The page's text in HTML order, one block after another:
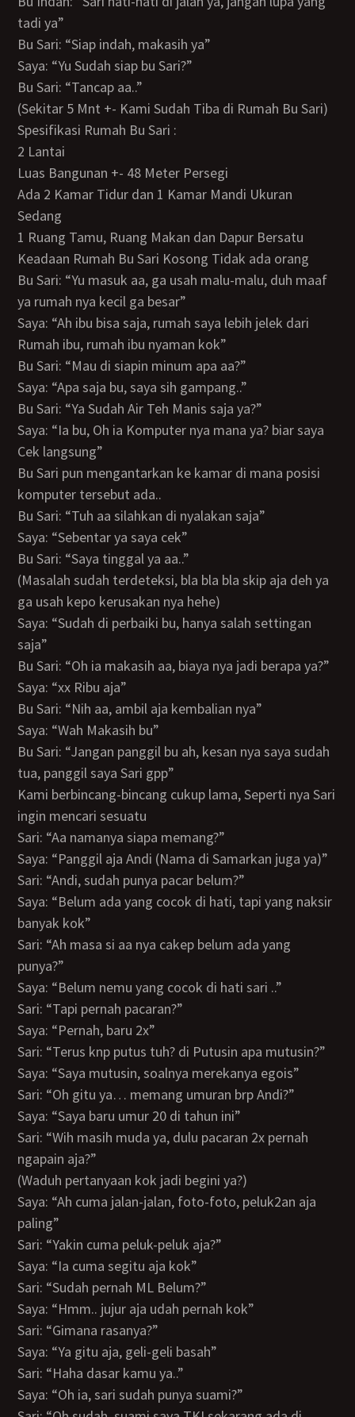
tadi ya”
Bu Sari: “Siap indah, makasih ya”
Saya: “Yu Sudah siap bu Sari?”
Bu Sari: “Tancap aa..”
(Sekitar 5 Mnt +- Kami Sudah Tiba di Rumah Bu Sari)
Spesifikasi Rumah Bu Sari :
2 Lantai
Luas Bangunan +- 48 Meter Persegi
Ada 2 Kamar Tidur dan 1 Kamar Mandi Ukuran
Sedang
1 Ruang Tamu, Ruang Makan dan Dapur Bersatu
Keadaan Rumah Bu Sari Kosong Tidak ada orang
Bu Sari: “Yu masuk aa, ga usah malu-malu, duh maaf
ya rumah nya kecil ga besar”
Saya: “Ah ibu bisa saja, rumah saya lebih jelek dari
Rumah ibu, rumah ibu nyaman kok”
Bu Sari: “Mau di siapin minum apa aa?”
Saya: “Apa saja bu, saya sih gampang..”
Bu Sari: “Ya Sudah Air Teh Manis saja ya?”
Saya: “Ia bu, Oh ia Komputer nya mana ya? biar saya
Cek langsung”
Bu Sari pun mengantarkan ke kamar di mana posisi
komputer tersebut ada..
Bu Sari: “Tuh aa silahkan di nyalakan saja”
Saya: “Sebentar ya saya cek”
Bu Sari: “Saya tinggal ya aa..”
(Masalah sudah terdeteksi, bla bla bla skip aja deh ya
ga usah kepo kerusakan nya hehe)
Saya: “Sudah di perbaiki bu, hanya salah settingan
saja”
Bu Sari: “Oh ia makasih aa, biaya nya jadi berapa ya?”
Saya: “xx Ribu aja”
Bu Sari: “Nih aa, ambil aja kembalian nya”
Saya: “Wah Makasih bu”
Bu Sari: “Jangan panggil bu ah, kesan nya saya sudah
tua, panggil saya Sari gpp”
Kami berbincang-bincang cukup lama, Seperti nya Sari
ingin mencari sesuatu
Sari: “Aa namanya siapa memang?”
Saya: “Panggil aja Andi (Nama di Samarkan juga ya)”
Sari: “Andi, sudah punya pacar belum?”
Saya: “Belum ada yang cocok di hati, tapi yang naksir
banyak kok”
Sari: “Ah masa si aa nya cakep belum ada yang
punya?”
Saya: “Belum nemu yang cocok di hati sari ..”
Sari: “Tapi pernah pacaran?”
Saya: “Pernah, baru 2x”
Sari: “Terus knp putus tuh? di Putusin apa mutusin?”
Saya: “Saya mutusin, soalnya merekanya egois”
Sari: “Oh gitu ya… memang umuran brp Andi?”
Saya: “Saya baru umur 20 di tahun ini”
Sari: “Wih masih muda ya, dulu pacaran 2x pernah
ngapain aja?”
(Waduh pertanyaan kok jadi begini ya?)
Saya: “Ah cuma jalan-jalan, foto-foto, peluk2an aja
paling”
Sari: “Yakin cuma peluk-peluk aja?”
Saya: “Ia cuma segitu aja kok”
Sari: “Sudah pernah ML Belum?”
Saya: “Hmm.. jujur aja udah pernah kok”
Sari: “Gimana rasanya?”
Saya: “Ya gitu aja, geli-geli basah”
Sari: “Haha dasar kamu ya..”
Saya: “Oh ia, sari sudah punya suami?”